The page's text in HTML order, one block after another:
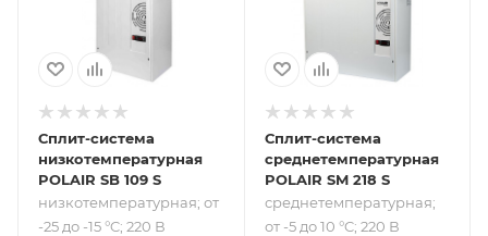
Сплит-система
низкотемпературная
POLAIR SB 109 S
низкотемпературная; от
-25 до -15 °C; 220 В
Сплит-система
среднетемпературная
POLAIR SM 218 S
среднетемпературная;
от -5 до 10 °C; 220 В